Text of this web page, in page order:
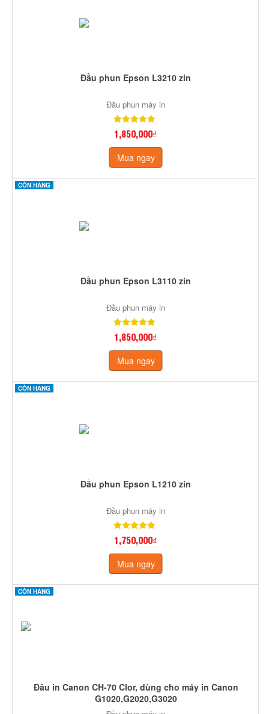
Đầu phun Epson L3210 zin
Đầu phun máy in
1,850,000₫
Mua ngay
CÒN HÀNG
Đầu phun Epson L3110 zin
Đầu phun máy in
1,850,000₫
Mua ngay
CÒN HÀNG
Đầu phun Epson L1210 zin
Đầu phun máy in
1,750,000₫
Mua ngay
CÒN HÀNG
Đầu in Canon CH-70 Clor, dùng cho máy in Canon
G1020,G2020,G3020